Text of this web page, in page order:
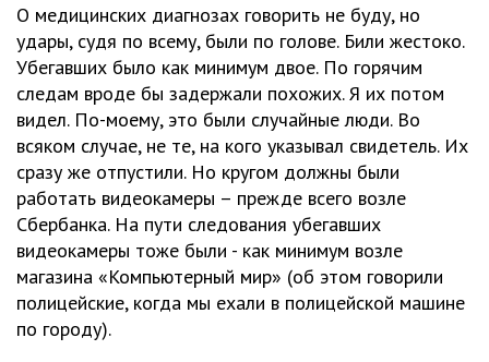
О медицинских диагнозах говорить не буду, но
удары, судя по всему, были по голове. Били жестоко.
Убегавших было как минимум двое. По горячим
следам вроде бы задержали похожих. Я их потом
видел. По-моему, это были случайные люди. Во
всяком случае, не те, на кого указывал свидетель. Их
сразу же отпустили. Но кругом должны были
работать видеокамеры – прежде всего возле
Сбербанка. На пути следования убегавших
видеокамеры тоже были - как минимум возле
магазина «Компьютерный мир» (об этом говорили
полицейские, когда мы ехали в полицейской машине
по городу).